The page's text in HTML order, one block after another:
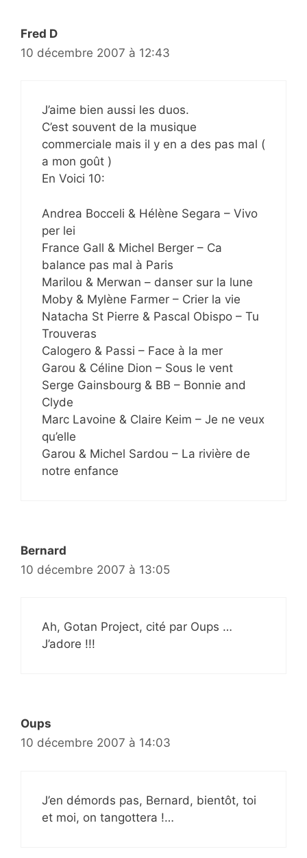
Fred D
10 décembre 2007 à 12:43
J’aime bien aussi les duos.
C’est souvent de la musique
commerciale mais il y en a des pas mal (
a mon goût )
En Voici 10:
Andrea Bocceli & Hélène Segara – Vivo
per lei
France Gall & Michel Berger – Ca
balance pas mal à Paris
Marilou & Merwan – danser sur la lune
Moby & Mylène Farmer – Crier la vie
Natacha St Pierre & Pascal Obispo – Tu
Trouveras
Calogero & Passi – Face à la mer
Garou & Céline Dion – Sous le vent
Serge Gainsbourg & BB – Bonnie and
Clyde
Marc Lavoine & Claire Keim – Je ne veux
qu’elle
Garou & Michel Sardou – La rivière de
notre enfance
Bernard
10 décembre 2007 à 13:05
Ah, Gotan Project, cité par Oups …
J’adore !!!
Oups
10 décembre 2007 à 14:03
J’en démords pas, Bernard, bientôt, toi
et moi, on tangottera !…